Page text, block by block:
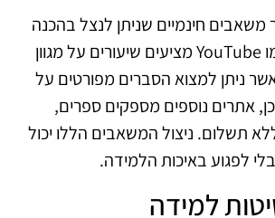
משאבים חינמיים שניתן לנצל בהכנה
לבחינות. אתרים כמו YouTube מציעים שיעורים על מגוון
ניתן למצוא הסברים מפורטים על
אתרים נוספים מספקים ספרים,
תשלום. ניצול המשאבים הללו יכול
לפגוע באיכות הלמידה.
למידה